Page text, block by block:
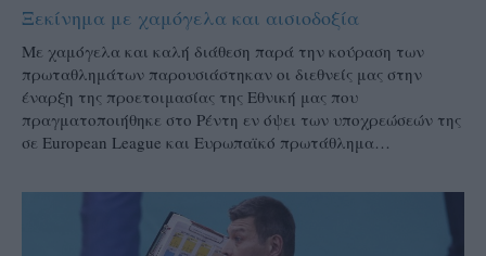
Ξεκίνημα με χαμόγελα και αισιοδοξία
Με χαμόγελα και καλή διάθεση παρά την κούραση των
πρωταθλημάτων παρουσιάστηκαν οι διεθνείς μας στην
έναρξη της προετοιμασίας της Εθνική μας που
πραγματοποιήθηκε στο Ρέντη εν όψει των υποχρεώσεών της
σε European League και Ευρωπαϊκό πρωτάθλημα…